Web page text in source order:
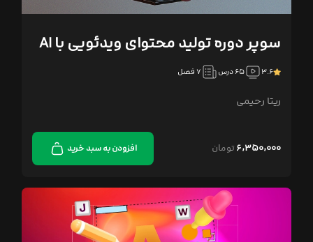
سوپر دوره تولید محتوای ویدئویی با AI
۳.۶ ۶۵ درس ۷ فصل
ریتا رحیمی
۶,۳۵۰,۰۰۰ تومان افزودن به سبد خرید